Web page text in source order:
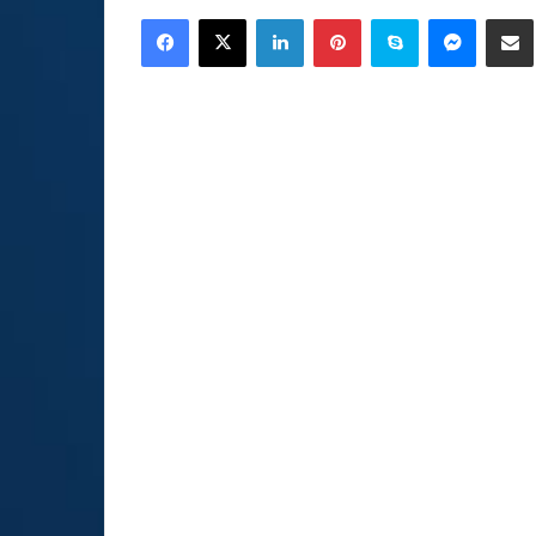
email
Facebook
X LinkedInPinterestSkype